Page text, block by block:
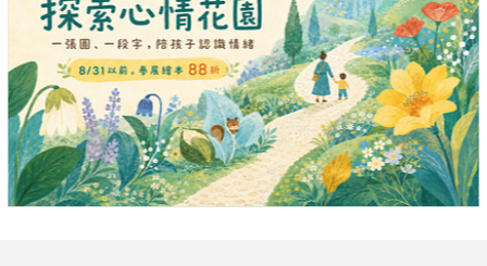
■ 找出內疚觸發點：「是什麼觸發了我的內疚感？」
→我因為出差不能陪伴孩子、把孩子送去給別人照顧，讓我覺得
很內疚。
■ 審視你的想法：「我對自己說了什麼？」
→我應該要多陪伴孩子；我不是個好媽媽；我不應該把工作擺在